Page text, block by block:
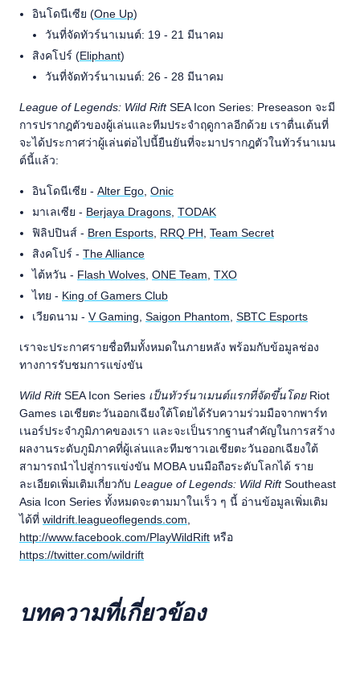
อินโดนีเซีย (One Up)
วันที่จัดทัวร์นาเมนต์: 19 - 21 มีนาคม
สิงคโปร์ (Eliphant)
วันที่จัดทัวร์นาเมนต์: 26 - 28 มีนาคม
League of Legends: Wild RiftSEA Icon Series: Preseason จะมี
การปรากฎตัวของผู้เล่นและทีมประจำฤดูกาลอีกด้วย เราตื่นเต้นที่
จะได้ประกาศว่าผู้เล่นต่อไปนี้ยืนยันที่จะมาปรากฎตัวในทัวร์นาเมน
ต์นี้แล้ว:
อินโดนีเซีย - Alter Ego Onic
มาเลเซีย - Berjaya Dragons TODAK
ฟิลิปปินส์ - Bren Esports RRQ PH Team Secret
สิงคโปร์ - The Alliance
ไต้หวัน - Flash Wolves ONE Team TXO
ไทย - King of Gamers Club
เวียดนาม - V Gaming Saigon Phantom SBTC Esports
เราจะประกาศรายชื่อทีมทั้งหมดในภายหลัง พร้อมกับข้อมูลช่อง
ทางการรับชมการแข่งขัน
Wild RiftSEA Icon Series เป็นทัวร์นาเมนต์แรกที่จัดขึ้นโดยRiot
Games เอเชียตะวันออกเฉียงใต้โดยได้รับความร่วมมือจากพาร์ท
เนอร์ประจำภูมิภาคของเรา และจะเป็นรากฐานสำคัญในการสร้าง
ผลงานระดับภูมิภาคที่ผู้เล่นและทีมชาวเอเชียตะวันออกเฉียงใต้
สามารถนำไปสู่การแข่งขัน MOBA บนมือถือระดับโลกได้ ราย
ละเอียดเพิ่มเติมเกี่ยวกับ League of Legends: Wild RiftSoutheast
Asia Icon Series ทั้งหมดจะตามมาในเร็ว ๆ นี้ อ่านข้อมูลเพิ่มเติม
ได้ที่ wildrift.leagueoflegends.com
http://www.facebook.com/PlayWildRift หรือ
https://twitter.com/wildrift
บทความที่เกี่ยวข้อง